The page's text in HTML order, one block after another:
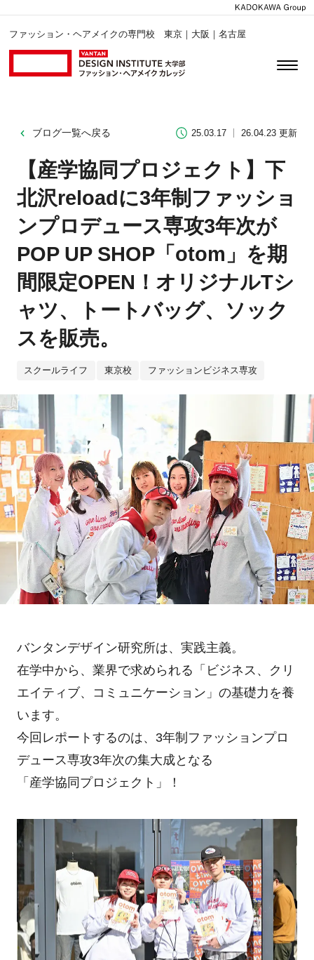
ファッション・ヘアメイクの専門校 東京｜大阪｜名古屋
ブログ一覧へ戻る 25.03.17 26.04.23 更新
【産学協同プロジェクト】下
北沢reloadに3年制ファッショ
ンプロデュース専攻3年次が
POP UP SHOP「otom」を期
間限定OPEN！オリジナルTシ
ャツ、トートバッグ、ソック
スを販売。
スクールライフ 東京校 ファッションビジネス専攻
バンタンデザイン研究所は、実践主義。
在学中から、業界で求められる「ビジネス、クリ
エイティブ、コミュニケーション」の基礎力を養
います。
今回レポートするのは、3年制ファッションプロ
デュース専攻3年次の集大成となる
「産学協同プロジェクト」！